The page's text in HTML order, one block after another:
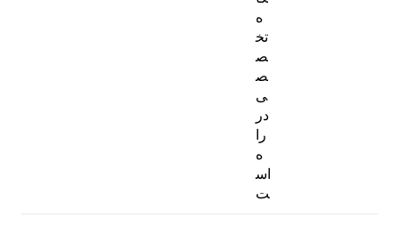
ه
تخ
ص
ص
ی
در
را
ه
اس
ت